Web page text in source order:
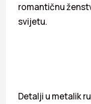
romantičnu
svijetu.
Detalji u metalik